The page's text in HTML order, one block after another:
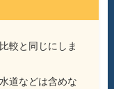
較と同じにしま
道などは含めな